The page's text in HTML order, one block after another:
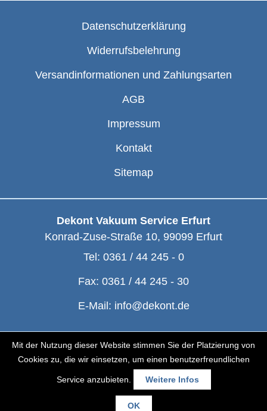
Mit der Nutzung dieser Website stimmen Sie der Platzierung von
Cookies zu, die wir einsetzen, um einen benutzerfreundlichen
Service anzubieten. Weitere Infos
OK
Datenschutzerklärung
Widerrufsbelehrung
Versandinformationen und Zahlungsarten
AGB
Impressum
Kontakt
Sitemap
Dekont Vakuum Service Erfurt
Konrad-Zuse-Straße 10, 99099 Erfurt
Tel: 0361 / 44 245 - 0
Fax: 0361 / 44 245 - 30
E-Mail: info@dekont.de
© Dekont 1991 - 2026